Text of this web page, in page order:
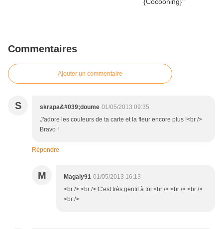
Commentaires
Ajouter un commentaire
S skrapa&#039;doume 01/05/2013 09:35
J'adore les couleurs de ta carte et la fleur encore plus !<br />
Bravo !
Répondre
M Magaly91 01/05/2013 16:13
<br /> <br /> C'est très gentil à toi <br /> <br /> <br />
<br />